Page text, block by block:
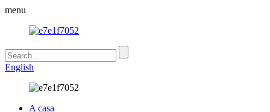
menu
English
A casa